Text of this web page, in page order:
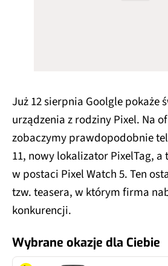
Już 12 sierpnia Goolgle pokaże
urządzenia z rodziny Pixel. Na
zobaczymy prawdopodobnie
11, nowy lokalizator PixelTag,
w postaci Pixel Watch 5. Ten
tzw. teasera, w którym firma
konkurencji.
Wybrane okazje dla Ciebie